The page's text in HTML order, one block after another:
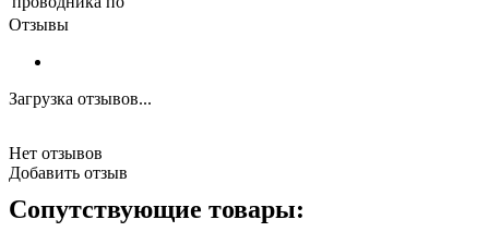
Отзывы
Загрузка отзывов...
Нет отзывов
Добавить отзыв
Сопутствующие товары: